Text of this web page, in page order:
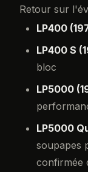
Retour sur
LP400
LP400 S
bloc
LP5000
LP5000
soupapes
confirmée